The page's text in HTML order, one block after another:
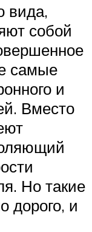
вида,
собой
самые
и
Вместо
Но такие
дорого, и